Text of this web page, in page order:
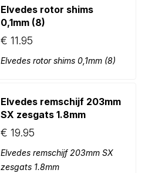
Elvedes rotor shims
0,1mm (8)
€ 11.95
Elvedes rotor shims 0,1mm (8)
Elvedes remschijf 203mm
SX zesgats 1.8mm
€ 19.95
Elvedes remschijf 203mm SX
zesgats 1.8mm